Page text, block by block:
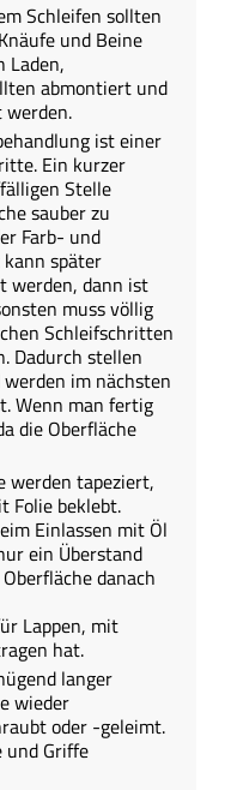
Schleifen sollten
und Beine
Laden,
abmontiert und
ist einer
Ein kurzer
Stelle
sauber zu
Farb- und
später
werden, dann ist
muss völlig
Schleifschritten
Dadurch stellen
im nächsten
Wenn man fertig
die Oberfläche
werden tapeziert,
Folie beklebt.
Einlassen mit Öl
ein Überstand
danach
Lappen, mit
hat.
langer
wieder
oder -geleimt.
und Griffe